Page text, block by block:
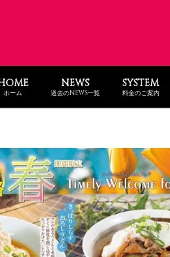
ホーム
NEWS
過去のNEWS一覧
SYSTEM
料金のご案内
By vivian